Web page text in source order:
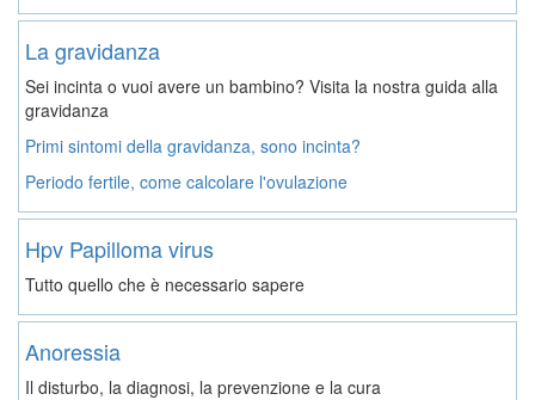
La gravidanza
Sei incinta o vuoi avere un bambino? Visita la nostra guida alla
gravidanza
Primi sintomi della gravidanza, sono incinta?
Periodo fertile, come calcolare l'ovulazione
Hpv Papilloma virus
Tutto quello che è necessario sapere
Anoressia
Il disturbo, la diagnosi, la prevenzione e la cura